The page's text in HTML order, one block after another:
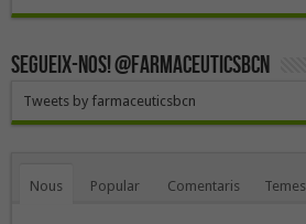
SEGUEIX-NOS! @farmaceuticsbcn
Tweets by farmaceuticsbcn
Nous Popular Comentaris Temes